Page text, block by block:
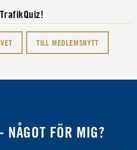
TILL MEDLEMSNYTT
NÅGOT FÖR MIG?